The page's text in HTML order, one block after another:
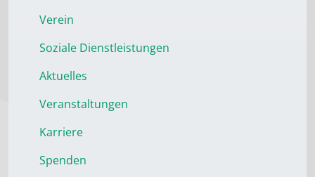
Verein
Soziale Dienstleistungen
Aktuelles
Veranstaltungen
Karriere
Spenden